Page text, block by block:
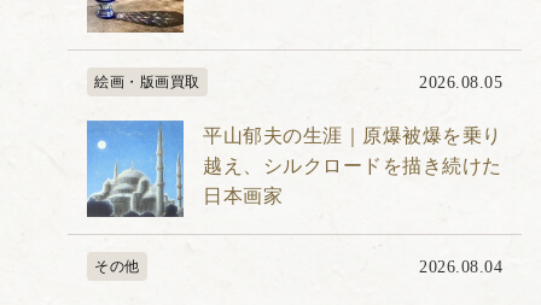
絵画・版画買取 2026.08.05
平山郁夫の生涯｜原爆被爆を乗り
越え、シルクロードを描き続けた
日本画家
その他 2026.08.04